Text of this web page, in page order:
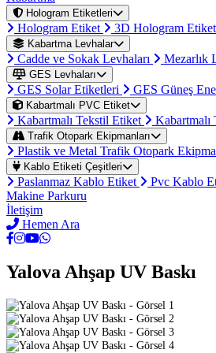
Hologram Etiketleri
Hologram Etiket 3D Hologram Etiket
Kabartma Levhalar
Cadde ve Sokak Levhaları Mezarlık
GES Levhaları
GES Solar Etiketleri GES Güneş
Kabartmalı PVC Etiket
Kabartmalı Tekstil Etiket Kabartmalı
Trafik Otopark Ekipmanları
Plastik ve Metal Trafik Otopark
Kablo Etiketi Çeşitleri
Paslanmaz Kablo Etiket Pvc Kablo
Makine Parkuru
İletişim
Hemen Ara
Yalova Ahşap UV Baskı